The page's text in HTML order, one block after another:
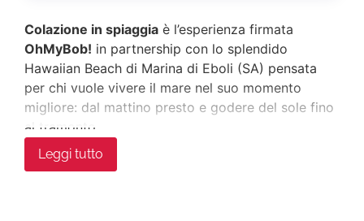
Colazione in spiaggia è l’esperienza firmata
OhMyBob! in partnership con lo splendido
Hawaiian Beach di Marina di Eboli (SA) pensata
per chi vuole vivere il mare nel suo momento
migliore: dal mattino presto e godere del sole fino
al tramonto.
L'esperienza si tiene dal lunedì al sabato per tutta
Leggi tutto